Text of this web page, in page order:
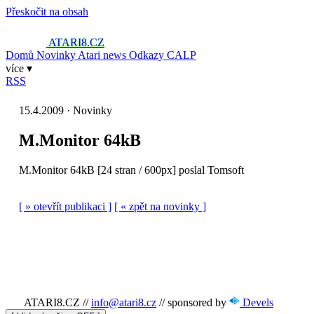
Přeskočit na obsah
ATARI8.CZ
Domů Novinky Atari news Odkazy CALP
více ▾
RSS
15.4.2009 · Novinky
M.Monitor 64kB
M.Monitor 64kB [24 stran / 600px] poslal Tomsoft
[ » otevřít publikaci ] [ « zpět na novinky ]
ATARI8.CZ // info@atari8.cz // sponsored by Devels